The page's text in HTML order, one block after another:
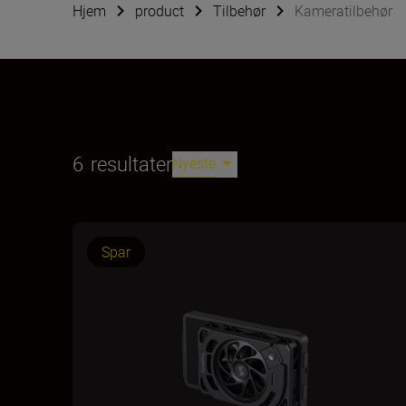
Hjem product Tilbehør Kameratilbehør
6 resultaterNyeste
Spar